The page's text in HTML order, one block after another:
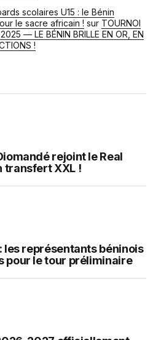
scolaires U15 : le Bénin
le sacre africain ! sur TOURNOI
— LE BÉNIN BRILLE EN OR, EN
!
rejoint le Real
transfert XXL !
les représentants béninois
pour le tour préliminaire